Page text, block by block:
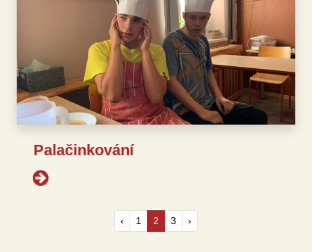
Palačinkování
‹ 1 2 3 ›